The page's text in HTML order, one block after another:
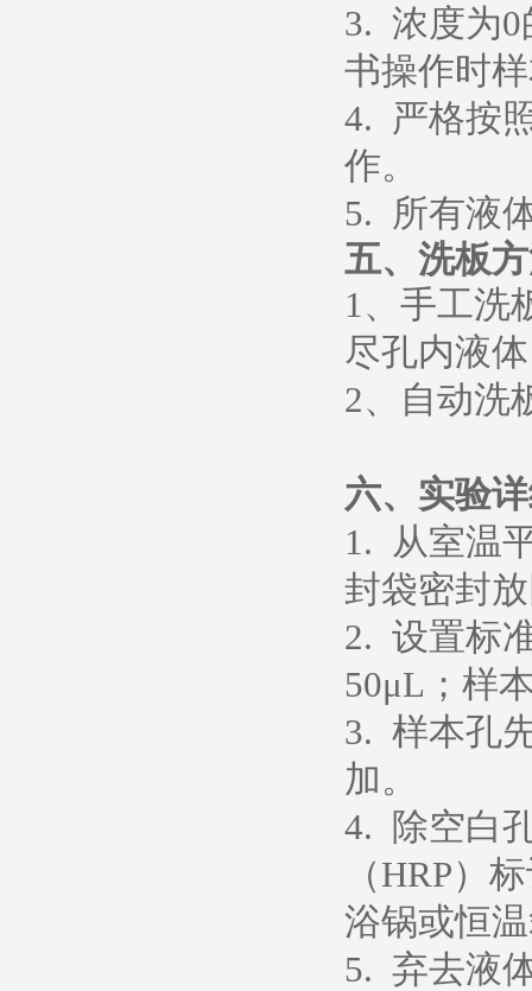
3. 浓度为0
书操作时
4. 严格按
作。
5. 所有液
五、 洗板
1、 手工洗
尽孔内液
2、
自动洗
六、 实验
1. 从室温
封袋密封
2. 设置标
50μL；样
3. 样本孔
加。
4. 除空白
（HRP）
浴锅或恒
5. 弃去液